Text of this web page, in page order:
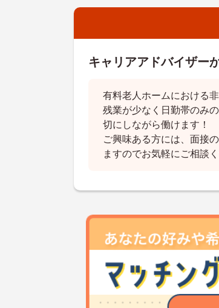
キャリアアドバイザー
有料老人ホームにおける
残業が少なく日勤帯のみ
切にしながら働けます！
ご興味ある方には、面接
ますのでお気軽にご相談く